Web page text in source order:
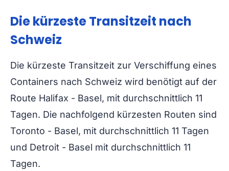
Die kürzeste Transitzeit nach
Schweiz
Die kürzeste Transitzeit zur Verschiffung eines
Containers nach Schweiz wird benötigt auf der
Route Halifax - Basel, mit durchschnittlich 11
Tagen. Die nachfolgend kürzesten Routen sind
Toronto - Basel, mit durchschnittlich 11 Tagen
und Detroit - Basel mit durchschnittlich 11
Tagen.